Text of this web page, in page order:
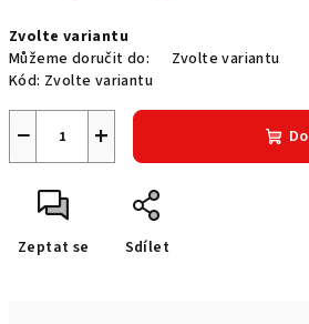
cena:
Zvolte variantu
Můžeme doručit do:
Zvolte variantu
Kód: Zvolte variantu
+
−
Zeptat se Sdílet